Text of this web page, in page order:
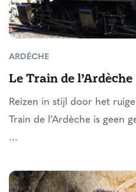
ARDÈCHE
Le Train de l’Ardèche
Reizen in stijl door het
Train de l’Ardèche is geen
...